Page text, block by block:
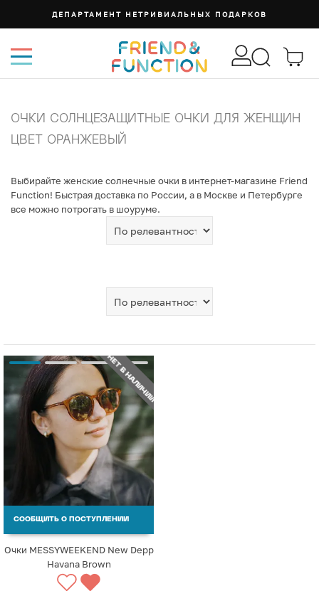
ДЕПАРТАМЕНТ НЕТРИВИАЛЬНЫХ ПОДАРКОВ
ОЧКИ СОЛНЦЕЗАЩИТНЫЕ ОЧКИ ДЛЯ ЖЕНЩИН
ЦВЕТ ОРАНЖЕВЫЙ
Выбирайте женские солнечные очки в интернет-магазине Friend
Function! Быстрая доставка по России, а в Москве и Петербурге
все можно потрогать в шоуруме.
НЕТ В НАЛИЧИИ
СООБЩИТЬ О ПОСТУПЛЕНИИ
Очки MESSYWEEKEND New Depp
Havana Brown